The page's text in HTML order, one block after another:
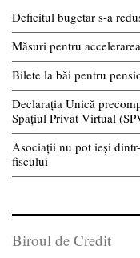
Deficitul bugetar s-a
Măsuri pentru
Bilete la băi pentru
Declarația Unică
Spațiul Privat Virtual
Asociații nu pot ieși
fiscului
Biroul de Credit